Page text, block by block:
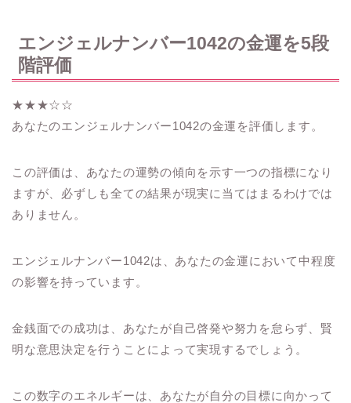
エンジェルナンバー1042の金運を5段
階評価
★★★☆☆
あなたのエンジェルナンバー1042の金運を評価します。
この評価は、あなたの運勢の傾向を示す一つの指標になり
ますが、必ずしも全ての結果が現実に当てはまるわけでは
ありません。
エンジェルナンバー1042は、あなたの金運において中程度
の影響を持っています。
金銭面での成功は、あなたが自己啓発や努力を怠らず、賢
明な意思決定を行うことによって実現するでしょう。
この数字のエネルギーは、あなたが自分の目標に向かって